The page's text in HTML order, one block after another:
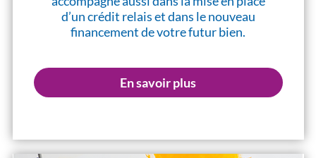
d’un crédit relais et dans le nouveau
financement de votre futur bien.
En savoir plus